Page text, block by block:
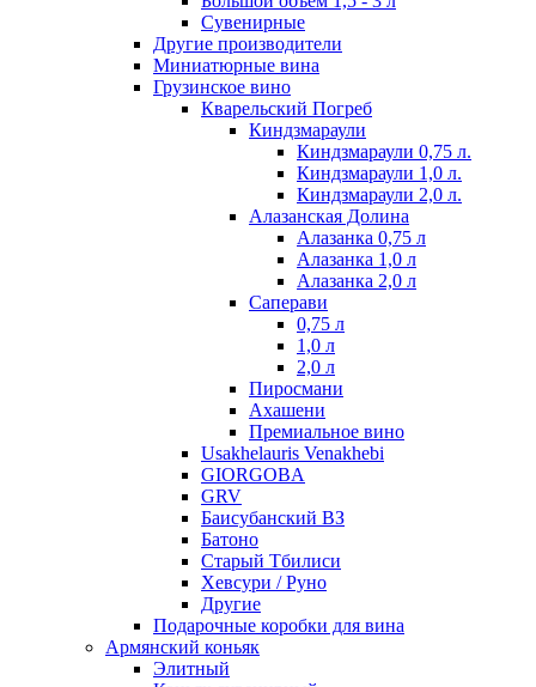
Сувенирные
Другие производители
Миниатюрные вина
Грузинское вино
Кварельский Погреб
Киндзмараули
Киндзмараули 0,75 л.
Киндзмараули 1,0 л.
Киндзмараули 2,0 л.
Алазанская Долина
Алазанка 0,75 л
Алазанка 1,0 л
Алазанка 2,0 л
Саперави
0,75 л
1,0 л
2,0 л
Пиросмани
Ахашени
Премиальное вино
Usakhelauris Venakhebi
GIORGOBA
GRV
Баисубанский ВЗ
Батоно
Старый Тбилиси
Хевсури / Руно
Другие
Подарочные коробки для вина
Армянский коньяк
Элитный